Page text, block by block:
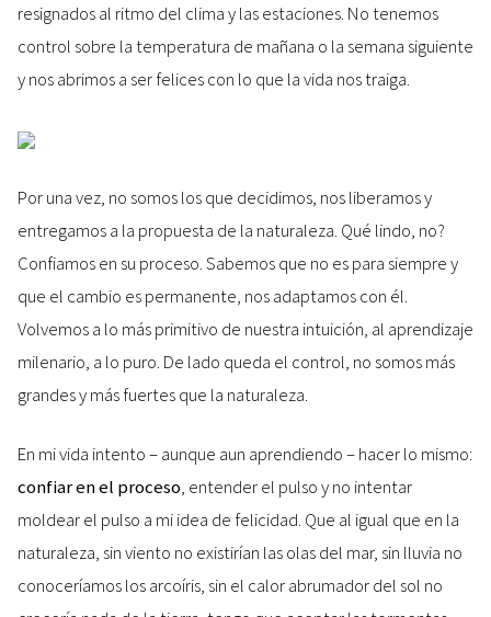
resignados al ritmo del clima y las estaciones. No tenemos
control sobre la temperatura de mañana o la semana siguiente
y nos abrimos a ser felices con lo que la vida nos traiga.
Por una vez, no somos los que decidimos, nos liberamos y
entregamos a la propuesta de la naturaleza. Qué lindo, no?
Confiamos en su proceso. Sabemos que no es para siempre y
que el cambio es permanente, nos adaptamos con él.
Volvemos a lo más primitivo de nuestra intuición, al aprendizaje
milenario, a lo puro. De lado queda el control, no somos más
grandes y más fuertes que la naturaleza.
En mi vida intento – aunque aun aprendiendo – hacer lo mismo:
confiar en el proceso, entender el pulso y no intentar
moldear el pulso a mi idea de felicidad. Que al igual que en la
naturaleza, sin viento no existirían las olas del mar, sin lluvia no
conoceríamos los arcoíris, sin el calor abrumador del sol no